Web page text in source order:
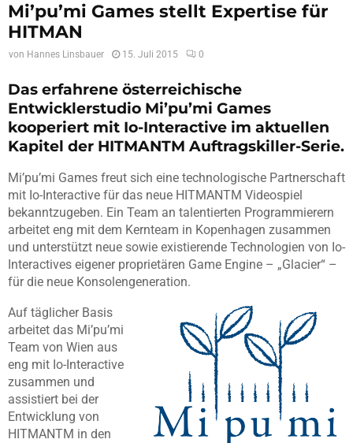
Mi’pu’mi Games stellt Expertise für
HITMAN
von Hannes Linsbauer 15. Juli 2015 0
Das erfahrene österreichische
Entwicklerstudio Mi’pu’mi Games
kooperiert mit Io-Interactive im aktuellen
Kapitel der HITMANTM Auftragskiller-Serie.
Mi’pu’mi Games freut sich eine technologische Partnerschaft
mit Io-Interactive für das neue HITMANTM Videospiel
bekanntzugeben. Ein Team an talentierten Programmierern
arbeitet eng mit dem Kernteam in Kopenhagen zusammen
und unterstützt neue sowie existierende Technologien von Io-
Interactives eigener proprietären Game Engine – „Glacier“ –
für die neue Konsolengeneration.
Auf täglicher Basis
arbeitet das Mi’pu’mi
Team von Wien aus
eng mit Io-Interactive
zusammen und
assistiert bei der
Entwicklung von
HITMANTM in den